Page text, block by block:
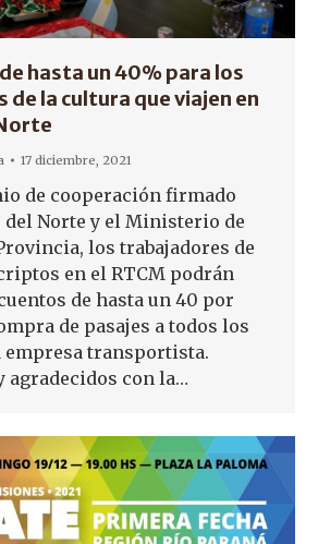
hasta un 40% para los
la cultura que viajen en
17 diciembre, 2021
de cooperación firmado
del Norte y el Ministerio de
los trabajadores de
en el RTCM podrán
de hasta un 40 por
de pasajes a todos los
empresa transportista.
agradecidos con la…